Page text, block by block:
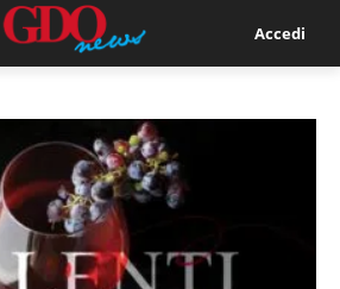
Accedi